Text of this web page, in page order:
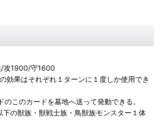
/攻1900/守1600
効果はそれぞれ１ターンに１度しか使用でき
のこのカードを墓地へ送って発動できる。
下の獣族・獣戦士族・鳥獣族モンスター１体